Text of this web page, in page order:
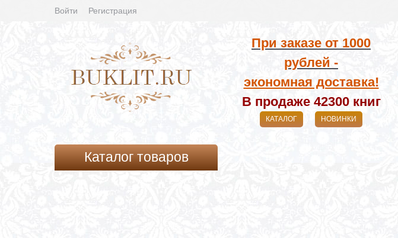
Войти Регистрация
При заказе от 1000
рублей -
экономная доставка!
В продаже 42300 книг
КАТАЛОГ НОВИНКИ
Каталог товаров